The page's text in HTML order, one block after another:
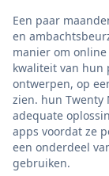
Een paar
en
manier om
kwaliteit van hun
ontwerpen, op
zien. hun Twenty
adequate
apps voordat ze
een onderdeel
gebruiken.